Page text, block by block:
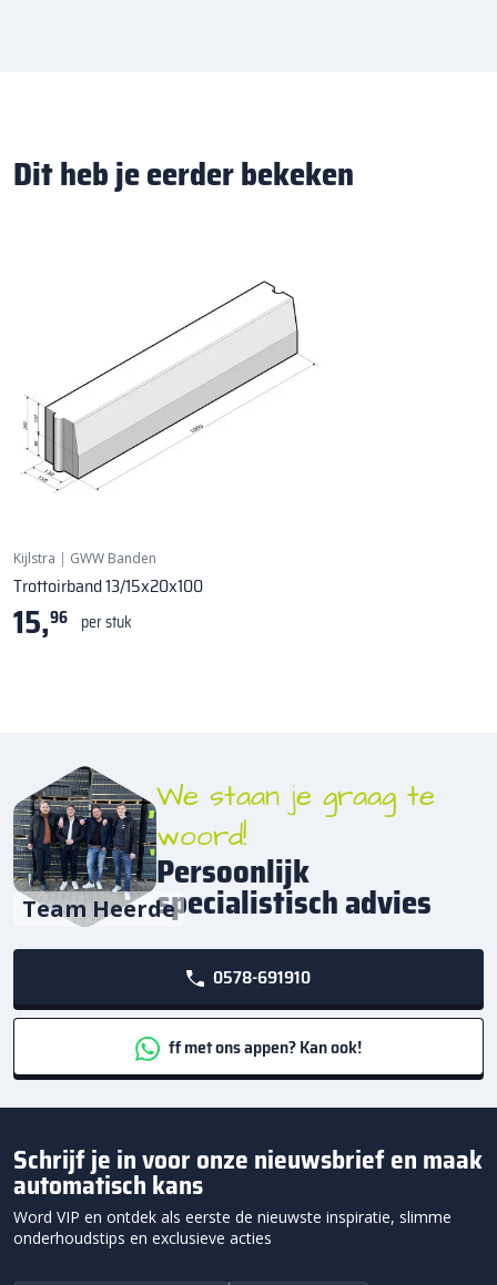
Dit heb je eerder bekeken
Kijlstra | GWW Banden
Trottoirband 13/15x20x100
15,96 per stuk
Team Heerde
We staan je graag te
woord!
Persoonlijk
specialistisch advies
0578-691910
ff met ons appen? Kan ook!
Schrijf je in voor onze nieuwsbrief en maak
automatisch kans
Word VIP en ontdek als eerste de nieuwste inspiratie, slimme
onderhoudstips en exclusieve acties